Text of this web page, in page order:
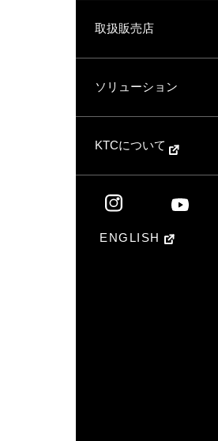
取扱販売店
ソリューション
KTCについて
ENGLISH